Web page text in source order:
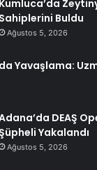
Kumluca’da
Sahiplerini Buldu
Ağustos 5, 2026
Yavaşlama:
DEAŞ
Yakalandı
Ağustos 5, 2026